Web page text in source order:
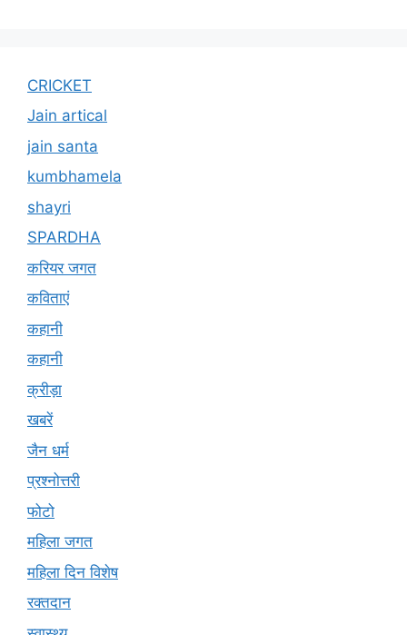
CRICKET
Jain artical
jain santa
kumbhamela
shayri
SPARDHA
करियर जगत
कविताएं
कहानी
कहानी
क्रीड़ा
खबरें
जैन धर्म
प्रश्नोत्तरी
फोटो
महिला जगत
महिला दिन विशेष
रक्तदान